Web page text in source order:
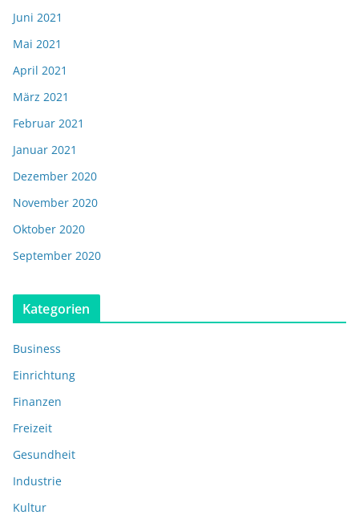
Juni 2021
Mai 2021
April 2021
März 2021
Februar 2021
Januar 2021
Dezember 2020
November 2020
Oktober 2020
September 2020
Kategorien
Business
Einrichtung
Finanzen
Freizeit
Gesundheit
Industrie
Kultur